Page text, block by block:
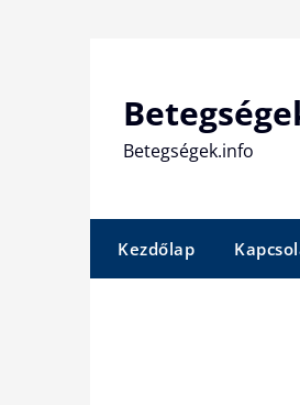
Betegségek.info
Kezdőlap